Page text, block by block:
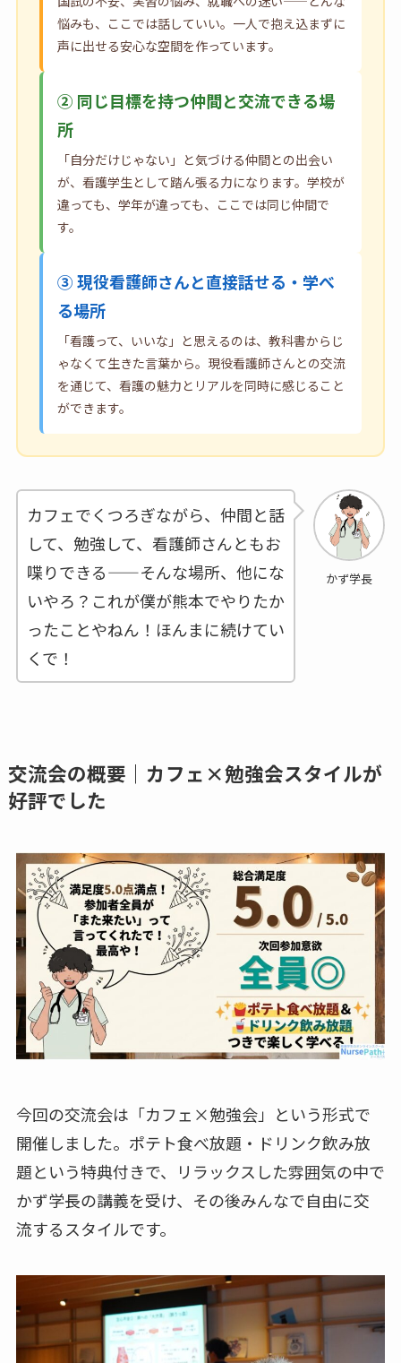
悩みも、ここでは話していい。一人で抱え込まずに
声に出せる安心な空間を作っています。
② 同じ目標を持つ仲間と交流できる場
所
「自分だけじゃない」と気づける仲間との出会い
が、看護学生として踏ん張る力になります。学校が
違っても、学年が違っても、ここでは同じ仲間で
す。
③ 現役看護師さんと直接話せる・学べ
る場所
「看護って、いいな」と思えるのは、教科書からじ
ゃなくて生きた言葉から。現役看護師さんとの交流
を通じて、看護の魅力とリアルを同時に感じること
ができます。
かず学長
カフェでくつろぎながら、仲間と話
して、勉強して、看護師さんともお
喋りできる——そんな場所、他にな
いやろ？これが僕が熊本でやりたか
ったことやねん！ほんまに続けてい
くで！
交流会の概要｜カフェ×勉強会スタイルが
好評でした
今回の交流会は「カフェ×勉強会」という形式で
開催しました。ポテト食べ放題・ドリンク飲み放
題という特典付きで、リラックスした雰囲気の中で
かず学長の講義を受け、その後みんなで自由に交
流するスタイルです。